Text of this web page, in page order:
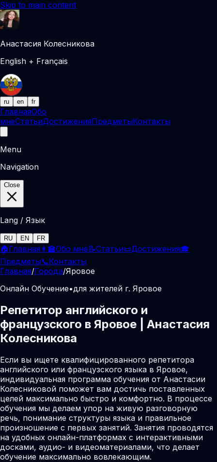
Skip to main content
Анастасия Колесникова
English + Français
ru en fr
ГлавнаяОбо
мнеСтатьиДостиженияПредметыКонтакты
Menu
Navigation
Close
Lang / Язык
RU EN FR
🏠Главная 👩‍🏫Обо мне📝Статьи📜Достижения🎓
Предметы📞Контакты
Главная/Города/Яровое
Онлайн Обучение•для жителей г. Яровое
Репетитор английского и
французского в Яровое | Анастасия
Колесникова
Если вы ищете квалифицированного репетитора
английского или французского языка в Яровое,
индивидуальная программа обучения от Анастасии
Колесниковой поможет вам достичь поставленных
целей максимально быстро и комфортно. В процессе
обучения мы делаем упор на живую разговорную
речь, понимание структуры языка и правильное
произношение с первых занятий. Занятия проводятся
на удобных онлайн-платформах с интерактивными
досками, аудио- и видеоматериалами, что делает
обучение максимально вовлекающим.